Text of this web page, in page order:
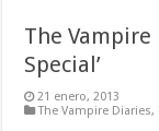
The Vampire
Special’
21 enero, 2013
The Vampire Diaries,